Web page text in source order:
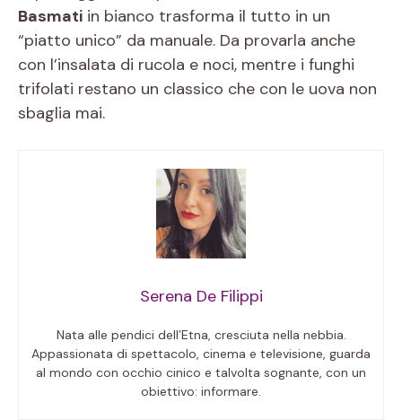
Basmati in bianco trasforma il tutto in un
“piatto unico” da manuale. Da provarla anche
con l’insalata di rucola e noci, mentre i funghi
trifolati restano un classico che con le uova non
sbaglia mai.
Serena De Filippi
Nata alle pendici dell’Etna, cresciuta nella nebbia.
Appassionata di spettacolo, cinema e televisione, guarda
al mondo con occhio cinico e talvolta sognante, con un
obiettivo: informare.